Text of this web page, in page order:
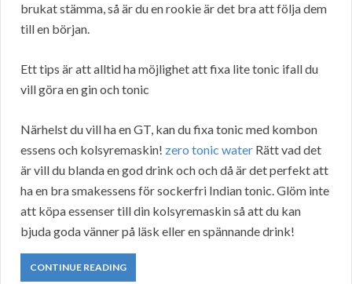
brukat stämma, så är du en rookie är det bra att följa dem
till en början.
Ett tips är att alltid ha möjlighet att fixa lite tonic ifall du
vill göra en gin och tonic
Närhelst du vill ha en GT, kan du fixa tonic med kombon
essens och kolsyremaskin! zero tonic water Rätt vad det
är vill du blanda en god drink och och då är det perfekt att
ha en bra smakessens för sockerfri Indian tonic. Glöm inte
att köpa essenser till din kolsyremaskin så att du kan
bjuda goda vänner på läsk eller en spännande drink!
CONTINUE READING